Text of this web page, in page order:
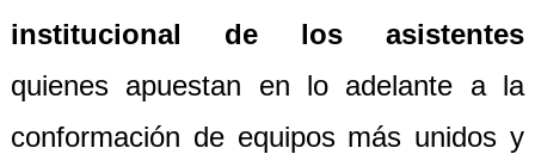
institucional de los asistentes
quienes apuestan en lo adelante a la
conformación de equipos más unidos y